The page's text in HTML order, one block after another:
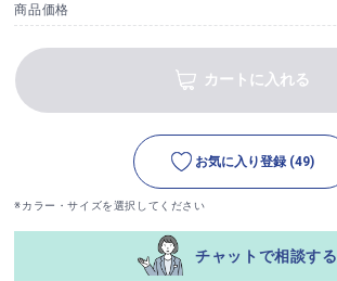
商品価格
カートに入れる
お気に入り登録 (49)
※カラー・サイズを選択してください
チャットで相談する